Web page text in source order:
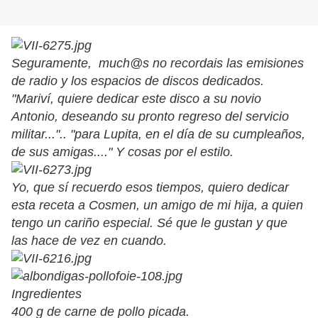
Seguramente, much@s no recordais las emisiones
de radio y los espacios de discos dedicados.
"Mariví, quiere dedicar este disco a su novio
Antonio, deseando su pronto regreso del servicio
militar...".. "para Lupita, en el día de su cumpleaños,
de sus amigas...." Y cosas por el estilo.
Yo, que sí recuerdo esos tiempos, quiero dedicar
esta receta a Cosmen, un amigo de mi hija, a quien
tengo un cariño especial. Sé que le gustan y que
las hace de vez en cuando.
Ingredientes
400 g de carne de pollo picada.